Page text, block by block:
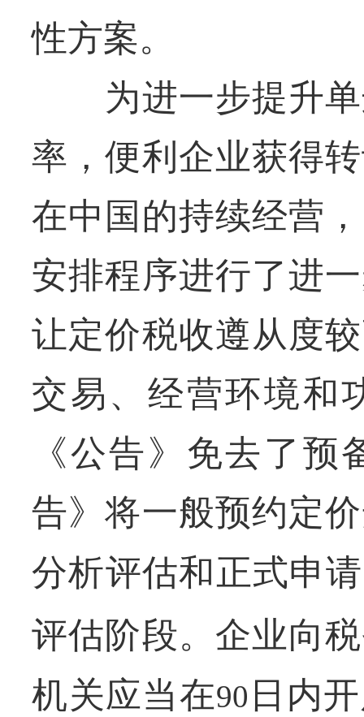
性方案。
为进一步提升单
率，便利企业获得
在中国的持续经营
安排程序进行了进
让定价税收遵从度
交易、经营环境和
《公告》免去了
告》将一般预约定
分析评估和正式申请
评估阶段。企业向
机关应当在90 日内